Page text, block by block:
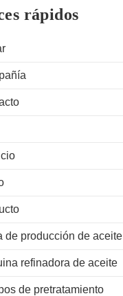
rápidos
de producción de aceite
refinadora de aceite
de pretratamiento